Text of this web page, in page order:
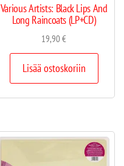
Various Artists: Black Lips And
Long Raincoats (LP+CD)
19,90€
Lisää ostoskoriin